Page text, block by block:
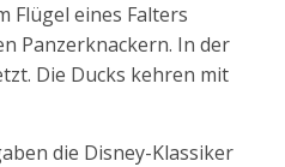
Flügel eines Falters
Panzerknackern. In der
Die Ducks kehren mit
die Disney-Klassiker